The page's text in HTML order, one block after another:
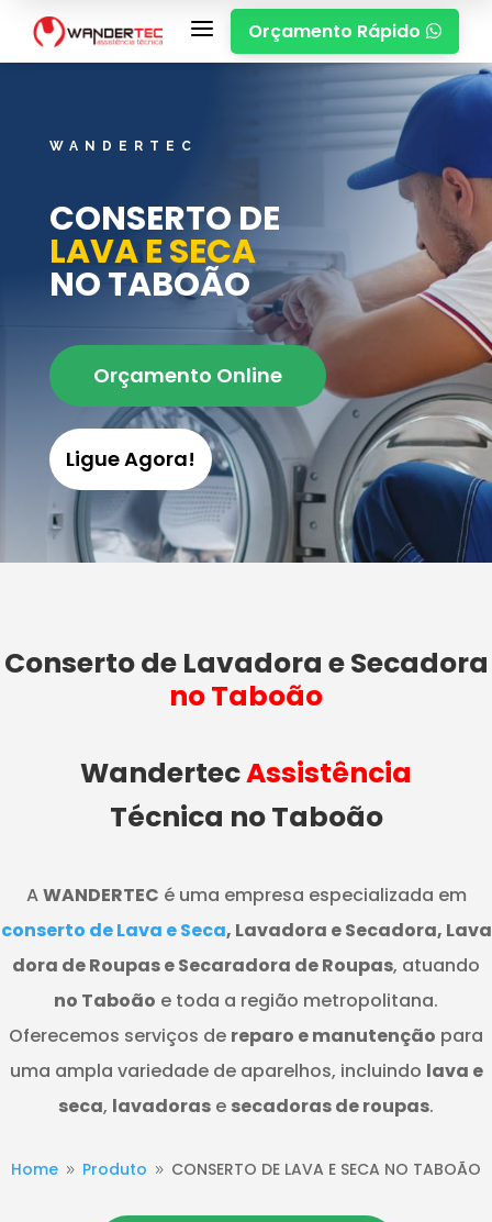
a Orçamento Rápido 
WANDERTEC
CONSERTO DE
LAVA E SECA
NO TABOÃO
Orçamento Online
Ligue Agora!
Conserto de Lavadora e Secadora
no Taboão
WandertecAssistência
Técnica no Taboão
AWANDERTEC é uma empresa especializada em
conserto de Lava e Seca, Lavadora e Secadora, Lava
dora de Roupas e Secaradora de Roupas, atuando
no Taboão e toda a região metropolitana.
Oferecemos serviços de reparo e manutenção para
uma ampla variedade de aparelhos, incluindo lava e
seca, lavadoras e secadoras de roupas.
Home 9 Produto 9 CONSERTO DE LAVA E SECA NO TABOÃO